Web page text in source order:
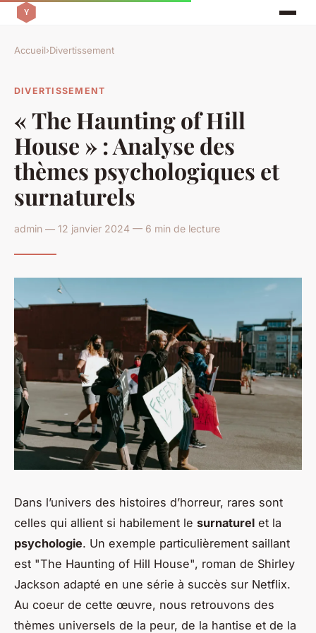
Accueil›Divertissement
DIVERTISSEMENT
« The Haunting of Hill
House » : Analyse des
thèmes psychologiques et
surnaturels
admin — 12 janvier 2024 — 6 min de lecture
Dans l’univers des histoires d’horreur, rares sont
celles qui allient si habilement le surnaturel et la
psychologie. Un exemple particulièrement saillant
est "The Haunting of Hill House", roman de Shirley
Jackson adapté en une série à succès sur Netflix.
Au coeur de cette œuvre, nous retrouvons des
thèmes universels de la peur, de la hantise et de la